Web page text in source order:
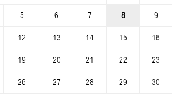
5 6 7 8
9
12 13 14 15
16
19 20 21 22
23
26 27 28 29
30